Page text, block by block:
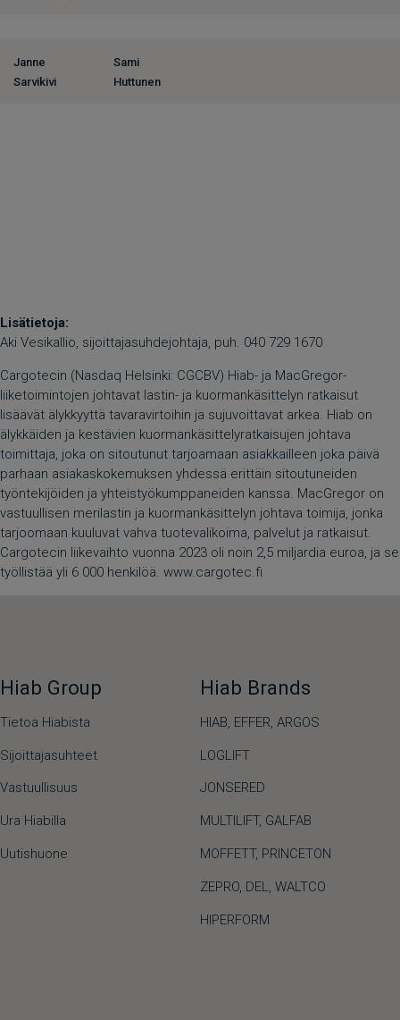
Janne
Sarvikivi
Sami
Huttunen
Lisätietoja:
Aki Vesikallio, sijoittajasuhdejohtaja, puh. 040 729 1670
Cargotecin (Nasdaq Helsinki: CGCBV) Hiab- ja MacGregor-
liiketoimintojen johtavat lastin- ja kuormankäsittelyn ratkaisut
lisäävät älykkyyttä tavaravirtoihin ja sujuvoittavat arkea. Hiab on
älykkäiden ja kestävien kuormankäsittelyratkaisujen johtava
toimittaja, joka on sitoutunut tarjoamaan asiakkailleen joka päivä
parhaan asiakaskokemuksen yhdessä erittäin sitoutuneiden
työntekijöiden ja yhteistyökumppaneiden kanssa. MacGregor on
vastuullisen merilastin ja kuormankäsittelyn johtava toimija, jonka
tarjoomaan kuuluvat vahva tuotevalikoima, palvelut ja ratkaisut.
Cargotecin liikevaihto vuonna 2023 oli noin 2,5 miljardia euroa, ja se
työllistää yli 6 000 henkilöä. www.cargotec.fi
Hiab Group
Tietoa Hiabista
Sijoittajasuhteet
Vastuullisuus
Ura Hiabilla
Uutishuone
Hiab Brands
HIAB, EFFER, ARGOS
LOGLIFT
JONSERED
MULTILIFT, GALFAB
MOFFETT, PRINCETON
ZEPRO, DEL, WALTCO
HIPERFORM